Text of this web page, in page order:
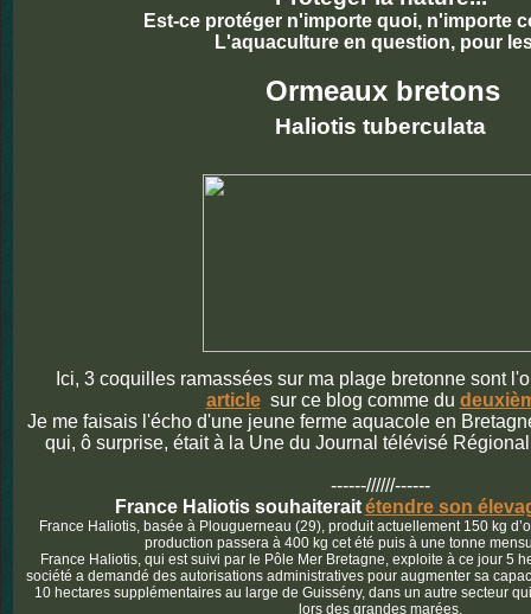
Est-ce protéger n'importe quoi, n'importe
L'aquaculture en question, pour
Ormeaux bretons
Haliotis tuberculata
Ici, 3 coquilles ramassées sur ma plage bretonne sont
articlesur ce blog comme du
Je me faisais l'écho d'une jeune ferme aquacole en
qui, ô surprise, était à la Une du Journal télévisé
------//////------
France Haliotis souhaiterait étendre son
France Haliotis, basée à Plouguerneau (29), produit actuellement 150 kg
production passera à 400 kg cet été puis à une tonne
France Haliotis, qui est suivi par le Pôle Mer Bretagne, exploite à ce jour 5
société a demandé des autorisations administratives pour augmenter sa
10 hectares supplémentaires au large de Guissény, dans un autre secteur
lors des grandes marées.